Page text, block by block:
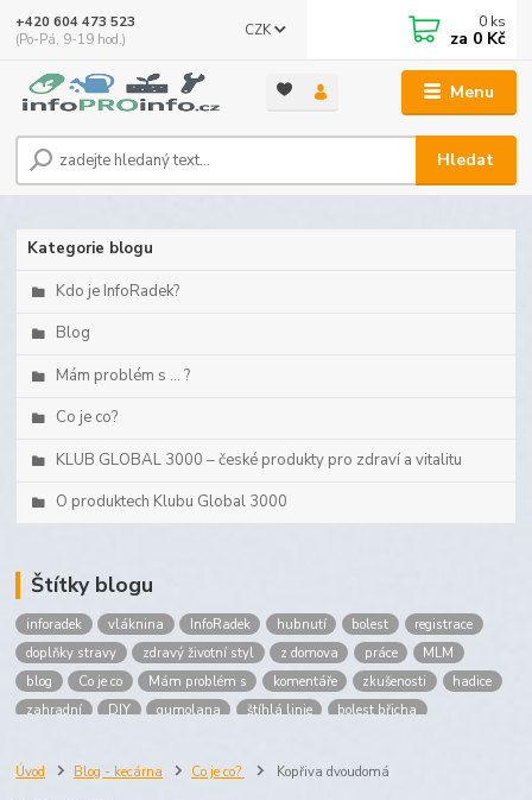
Menu
CZK
Hledat
+420 604 473 523
(Po-Pá, 9-19 hod.)
0 ks
za 0 Kč
Kategorie blogu
Kdo je InfoRadek?
Blog
Mám problém s ... ?
Co je co?
KLUB GLOBAL 3000 – české produkty pro zdraví a vitalitu
O produktech Klubu Global 3000
Štítky blogu
inforadek vláknina InfoRadek hubnutí bolest
registrace
doplňky stravy
zdravý životní styl z domova práce
MLM
blog
Co je co Mám problém s komentáře zkušenosti
hadice
zahradní
DIY gumolana štíhlá linie
bolest břicha
Prokloub
Vláknina spolupráce body peníze
Úvod Blog - kecárna Co je co? Kopřiva dvoudomá